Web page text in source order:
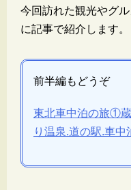
今回訪れた観光やグ
に記事で紹介します。
前半編もどうぞ
東北車中泊の旅①
り温泉.道の駅.車中